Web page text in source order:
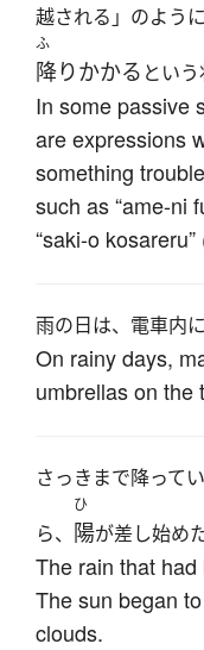
越される」のように
ふ
降りかかる とい
In some passive
are expressions
something
such as “ame-ni
“saki-o
雨の日は、電車内
On rainy days,
umbrellas on the
さっきまで降って
ら、
ひ
陽が差し始めた
The rain that
The sun began
clouds.